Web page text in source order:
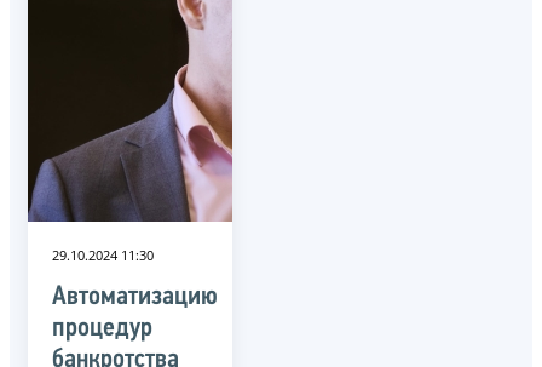
29.10.2024 11:30
Автоматизацию
процедур
банкротства